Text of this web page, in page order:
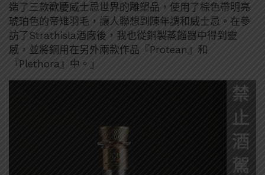
造了三款歡慶威士忌世界的雕塑品，使用了棕色帶明亮
琥珀色的帝雉羽毛，讓人聯想到陳年調和威士忌。在參
訪了Strathisla酒廠後，我也從銅製蒸餾器中得到靈
感，並將銅用在另外兩款作品『Protean』和
『Plethora』中。」